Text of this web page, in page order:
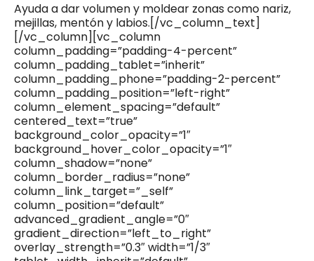
Ayuda a dar volumen y moldear zonas como nariz,
mejillas, mentón y labios.[/vc_column_text]
[/vc_column][vc_column
column_padding=”padding-4-percent”
column_padding_tablet=”inherit”
column_padding_phone=”padding-2-percent”
column_padding_position=”left-right”
column_element_spacing=”default”
centered_text=”true”
background_color_opacity=”1″
background_hover_color_opacity=”1″
column_shadow=”none”
column_border_radius=”none”
column_link_target=”_self”
column_position=”default”
advanced_gradient_angle=”0″
gradient_direction=”left_to_right”
overlay_strength=”0.3″ width=”1/3″